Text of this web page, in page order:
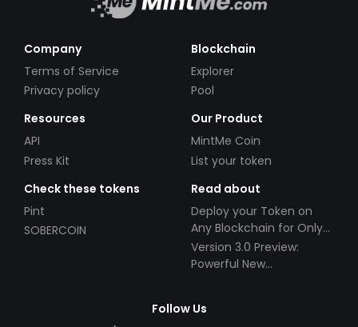
Company
Terms of Service
Privacy policy
Blockchain
Explorer
Pool
Resources
API
Press Kit
Our Product
MintMe Coin
List your token
Check these tokens
Pint
SOBERCOIN
Read about
Deploy your Token on
Any Blockchain for Only
$49!
Version 3.0 Preview:
Powerful New
Follow Us